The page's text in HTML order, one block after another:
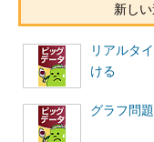
新し
リアルタ
ける
グラフ問